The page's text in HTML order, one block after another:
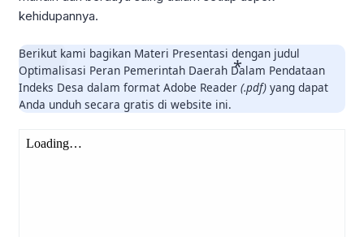
kehidupannya.
Berikut kami bagikan Materi Presentasi dengan judul
Optimalisasi Peran Pemerintah Daerah Dalam Pendataan
Indeks Desa dalam format Adobe Reader (.pdf) yang dapat
Anda unduh secara gratis di website ini.